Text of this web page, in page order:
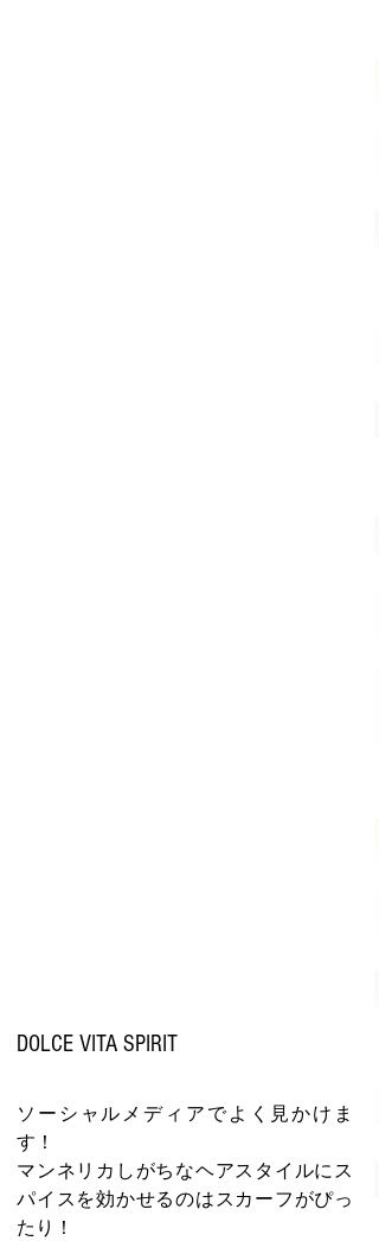
DOLCE VITA SPIRIT
ソーシャルメディアでよく見かけま
す！
マンネリカしがちなヘアスタイルにス
パイスを効かせるのはスカーフがぴっ
たり！